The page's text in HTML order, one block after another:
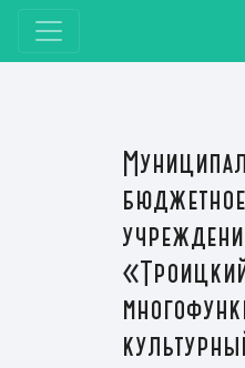
бюджетное